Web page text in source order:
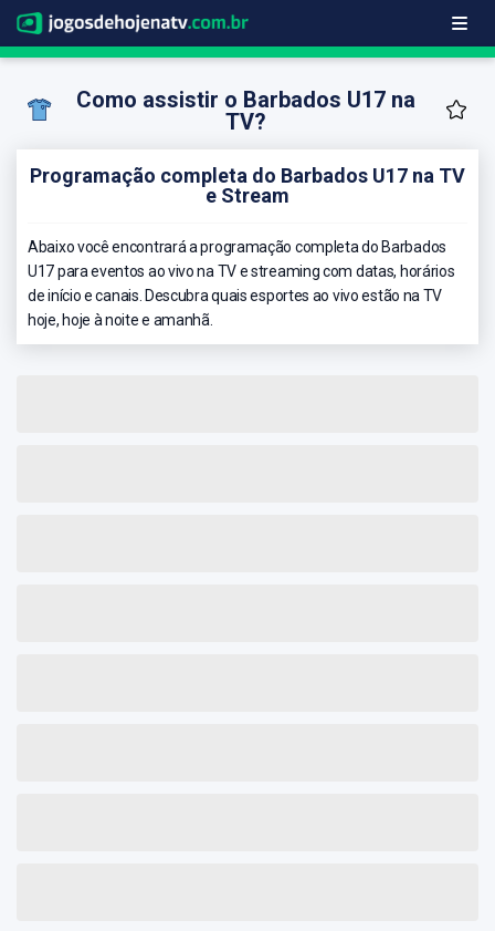
Como assistir o Barbados U17 na
TV?
Programação completa do Barbados U17 na TV
e Stream
Abaixo você encontrará a programação completa do Barbados
U17 para eventos ao vivo na TV e streaming com datas, horários
de início e canais. Descubra quais esportes ao vivo estão na TV
hoje, hoje à noite e amanhã.